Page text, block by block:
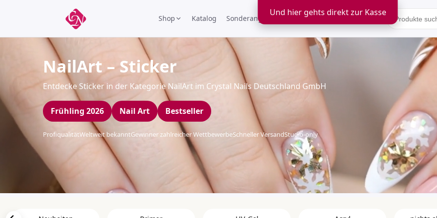
Shop Katalog Sonderangebote Kontakt
NailArt – Sticker
Entdecke Sticker in der Kategorie NailArt im Crystal Nails Deutschland GmbH
Frühling 2026 Nail Art Bestseller
ProfiqualitätWeltweit bekanntGewinner zahlreicher WettbewerbeSchneller VersandStudio-only
Und hier gehts direkt zur Kasse